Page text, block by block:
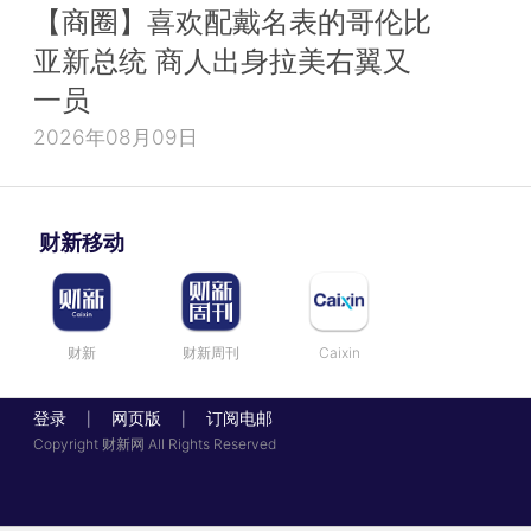
【商圈】喜欢配戴名表的哥伦比
亚新总统 商人出身拉美右翼又
一员
2026年08月09日
财新移动
财新 财新周刊 Caixin
登录 网页版 订阅电邮
Copyright 财新网 All Rights Reserved